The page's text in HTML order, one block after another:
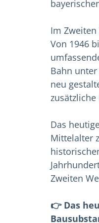
Im
Von 1946
Bahn
neu
Das
Mittelalter
Zweiten
👉 Das